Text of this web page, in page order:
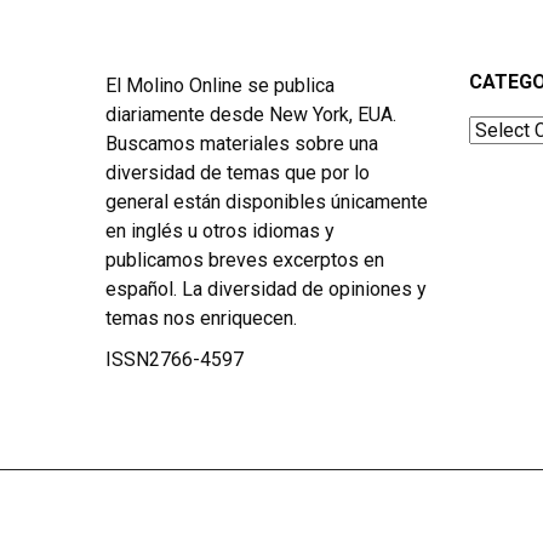
El Molino Online se publica
diariamente desde New York, EUA.
Buscamos materiales sobre una
diversidad de temas que por lo
general están disponibles únicamente
en inglés u otros idiomas y
publicamos breves excerptos en
español. La diversidad de opiniones y
temas nos enriquecen.
ISSN2766-4597